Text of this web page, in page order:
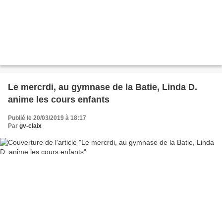
Le mercrdi, au gymnase de la Batie, Linda D.
anime les cours enfants
Publié le 20/03/2019 à 18:17
Par gv-claix